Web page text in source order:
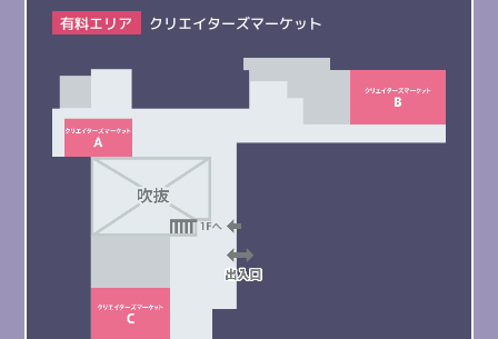
有料エリア クリエイターズマーケット